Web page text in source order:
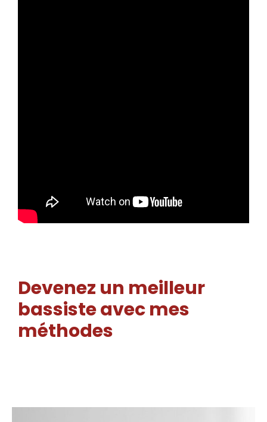
Devenez un meilleur
bassiste avec mes
méthodes